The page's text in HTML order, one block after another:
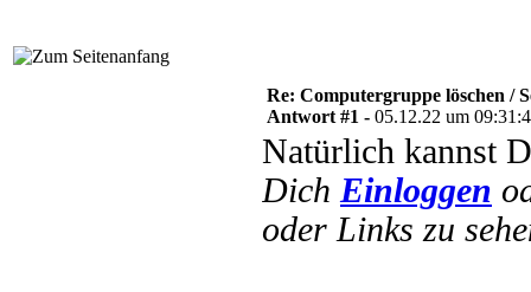
Re: Computergruppe löschen /
Antwort #1 - 05.12.22 um
Natürlich kannst
Dich Einloggen
oder Links zu